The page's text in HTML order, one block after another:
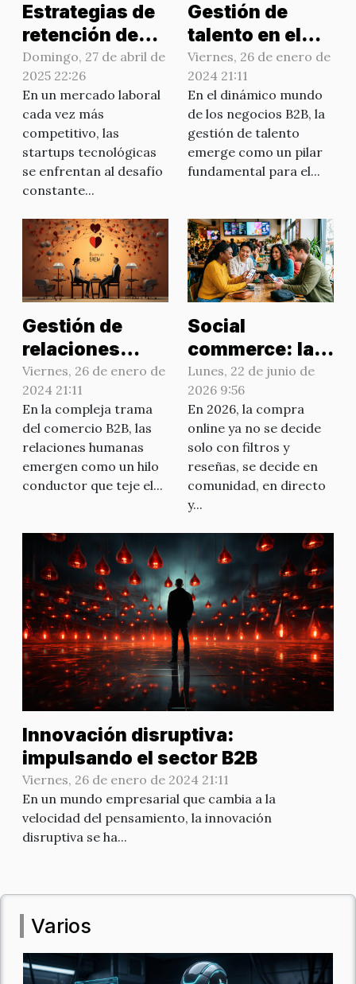
Estrategias de
retención de
talentos en
startups
tecnológicas
para 2023
Domingo, 27 de abril de
2025 22:26
En un mercado laboral
cada vez más
competitivo, las
startups tecnológicas
se enfrentan al desafío
constante...
Gestión de
talento en el
espacio B2B
Viernes, 26 de enero de
2024 21:11
En el dinámico mundo
de los negocios B2B, la
gestión de talento
emerge como un pilar
fundamental para el...
Gestión de
relaciones
humanas en el
comercio B2B
Viernes, 26 de enero de
2024 21:11
En la compleja trama
del comercio B2B, las
relaciones humanas
emergen como un hilo
conductor que teje el...
Social
commerce: la
frontera donde
las
comunidades
digitales
compran
diferente
Lunes, 22 de junio de
2026 9:56
En 2026, la compra
online ya no se decide
solo con filtros y
reseñas, se decide en
comunidad, en directo
y...
Innovación disruptiva:
impulsando el sector B2B
Viernes, 26 de enero de 2024 21:11
En un mundo empresarial que cambia a la
velocidad del pensamiento, la innovación
disruptiva se ha...
Varios